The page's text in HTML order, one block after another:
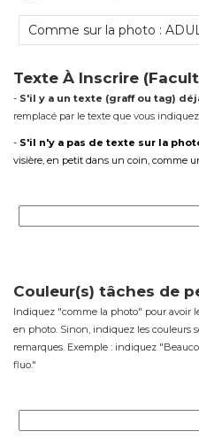
Texte À Inscrire
- S'il y a un texte (graff ou tag)
remplacé par le texte que vous indiquez
- S'il n'y a pas de texte sur la
visière, en petit dans un coin, comme
Couleur(s) tâches de
Indiquez "comme la photo" pour avoir
en photo. Sinon, indiquez les couleurs
remarques. Exemple : indiquez
fluo."